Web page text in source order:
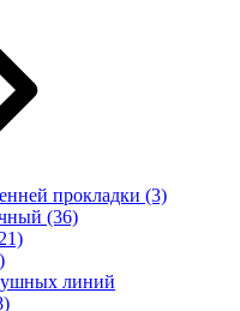
прокладки (3)
(36)
линий